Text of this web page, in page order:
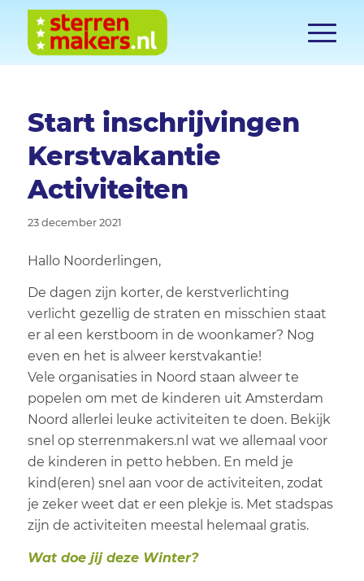
Start inschrijvingen
Kerstvakantie
Activiteiten
23 december 2021
Hallo Noorderlingen,
De dagen zijn korter, de kerstverlichting
verlicht gezellig de straten en misschien staat
er al een kerstboom in de woonkamer? Nog
even en het is alweer kerstvakantie!
Vele organisaties in Noord staan alweer te
popelen om met de kinderen uit Amsterdam
Noord allerlei leuke activiteiten te doen. Bekijk
snel op sterrenmakers.nl wat we allemaal voor
de kinderen in petto hebben. En meld je
kind(eren) snel aan voor de activiteiten, zodat
je zeker weet dat er een plekje is. Met stadspas
zijn de activiteiten meestal helemaal gratis.
Wat doe jij deze Winter?